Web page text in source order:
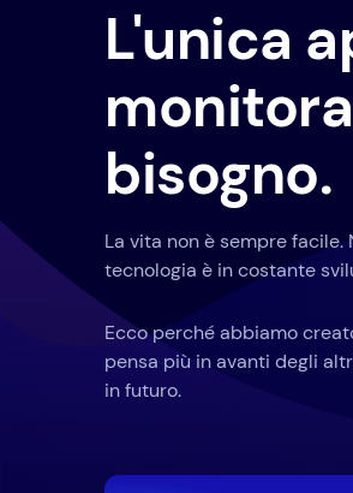
L'unica
bisogno.
La vita non è sempre facile.
tecnologia è in costante
Ecco perché abbiamo
pensa più in avanti degli
in futuro.